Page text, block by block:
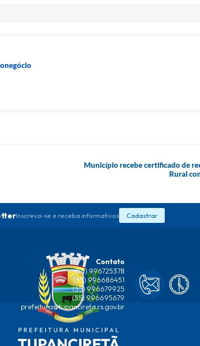
Município recebe certificado de
Rural
Inscreva-se e receba informativos Cadastrar
Contato
(55) 996725378
(55) 996686451
(55) 996679925
(55) 996695679
prefeitura@tupancireta.rs.gov.br